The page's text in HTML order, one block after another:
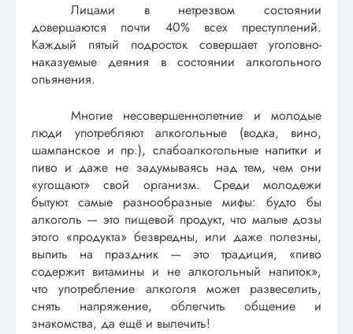
Лицами в нетрезвом состоянии
довершаются почти 40% всех преступлений.
Каждый пятый подросток совершает уголовно-
наказуемые деяния в состоянии алкогольного
опьянения.
Многие несовершеннолетние и молодые
люди употребляют алкогольные (водка, вино,
шампанское и пр.), слабоалкогольные напитки и
пиво и даже не задумываясь над тем, чем они
«угощают» свой организм. Среди молодежи
бытуют самые разнообразные мифы: будто бы
алкоголь — это пищевой продукт, что малые дозы
этого «продукта» безвредны, или даже полезны,
выпить на праздник — это традиция, «пиво
содержит витамины и не алкогольный напиток»,
что употребление алкоголя может развеселить,
снять напряжение, облегчить общение и
знакомства, да ещё и вылечить!